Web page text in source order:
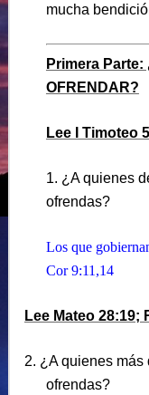
mucha
Primera Parte:
OFRENDAR?
Lee I Timoteo
1. ¿A quienes
ofrendas?
Los que
Cor 9:11,14
Lee Mateo 28:19;
2. ¿A quienes más
ofrendas?